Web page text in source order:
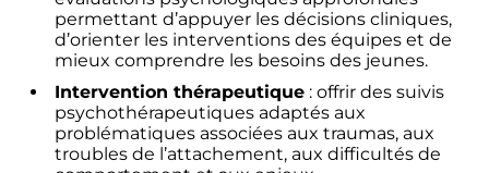
permettant d’appuyer les décisions cliniques,
d’orienter les interventions des équipes et de
mieux comprendre les besoins des jeunes.
Intervention thérapeutique : offrir des suivis
psychothérapeutiques adaptés aux
problématiques associées aux traumas, aux
troubles de l’attachement, aux difficultés de